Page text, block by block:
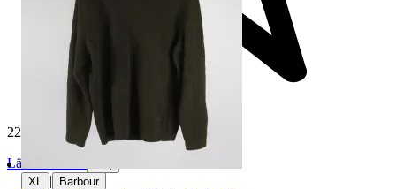
229 478 omdömen
Läs omdömen
XL | Barbour